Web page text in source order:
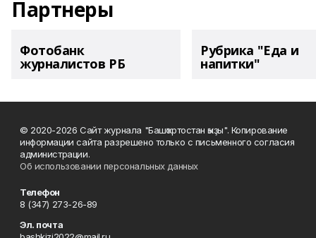
Партнеры
Фотобанк
журналистов РБ
Рубрика "Еда и
напитки"
© 2020-2026 Сайт журнала "Башҡортостан ҡыҙы". Копирование
информации сайта разрешено только с письменного согласия
администрации.
Об использовании персональных данных
Телефон
8 (347) 273-26-89
Эл. почта